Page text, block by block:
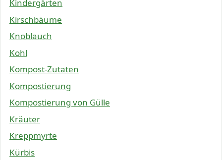
Kindergärten
Kirschbäume
Knoblauch
Kohl
Kompost-Zutaten
Kompostierung
Kompostierung von Gülle
Kräuter
Kreppmyrte
Kürbis